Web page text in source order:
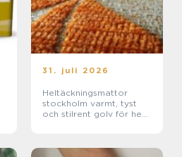
31. juli 2026
Heltäckningsmattor
stockholm varmt, tyst
och stilrent golv för hem